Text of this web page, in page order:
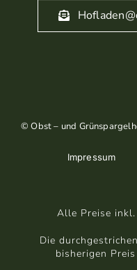
© Obst – und
Impressum
Alle Preise
Die
bisherigen